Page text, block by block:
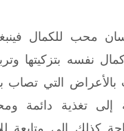
محب للكمال
نفسه بتزكيتها
التي تصاب
إلى تغذية دائمة